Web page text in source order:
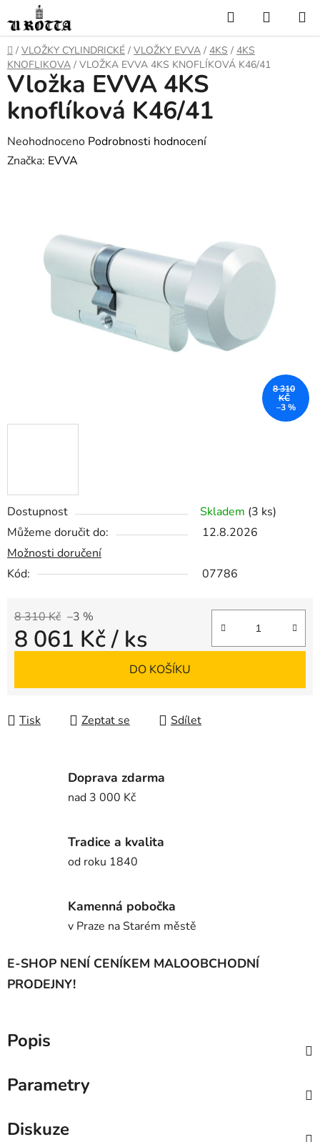
na
obsah
Hledat
KOŠÍK
DOMŮ
/ VLOŽKY CYLINDRICKÉ / VLOŽKY EVVA / 4KS / 4KS
KNOFLIKOVA / VLOŽKA EVVA 4KS KNOFLÍKOVÁ K46/41
Dostupnost Skladem (3 ks)
Můžeme doručit do:
12.8.2026
Možnosti doručení
Kód:
07786
8 310 Kč –3 %
8 061 Kč/ ks
DO KOŠÍKU
Tisk Zeptat se Sdílet
Vložka EVVA 4KS
knoflíková K46/41
Průměrné
hodnocení
hvězdiček.
Neohodnoceno Podrobnosti hodnocení
Značka: EVVA
8 310
KČ
–3 %
Doprava zdarma
nad 3 000 Kč
Tradice a kvalita
od roku 1840
Kamenná pobočka
v Praze na Starém městě
E-SHOP NENÍ CENÍKEM MALOOBCHODNÍ
PRODEJNY!
Popis
Parametry
Diskuze